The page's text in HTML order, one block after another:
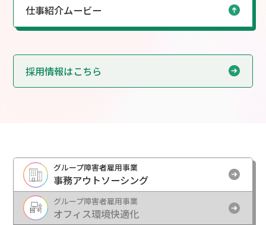
仕事紹介ムービー
採用情報はこちら
グループ障害者雇用事業
事務アウトソーシング
グループ障害者雇用事業
オフィス環境快適化